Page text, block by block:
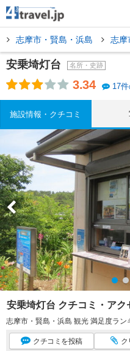
志摩市・賢島・浜島 志摩
安乗埼灯台 名所・史跡
3.34 17
施設情報・クチコミ
安乗埼灯台 クチコミ・アク
志摩市・賢島・浜島 観光 満足度ラン
クチコミ を投稿 ク